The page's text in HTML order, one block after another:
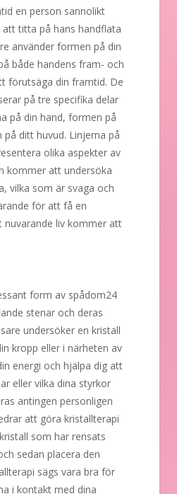
en person sannolikt
titta på hans handflata
använder formen på din
både handens fram- och
förutsäga din framtid. De
på tre specifika delar
på din hand, formen på
ditt huvud. Linjerna på
olika aspekter av
kommer att undersöka
vilka som är svaga och
för att få en
liv kommer att
form av spådom24
stenar och deras
undersöker en kristall
kropp eller i närheten av
energi och hjälpa dig att
eller vilka dina styrkor
antingen personligen
att göra kristallterapi
som har rensats
sedan placera den
sägs vara bra för
i kontakt med dina